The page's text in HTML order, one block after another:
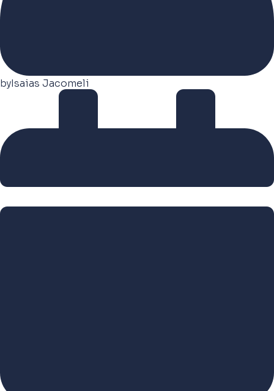
byIsaias Jacomeli